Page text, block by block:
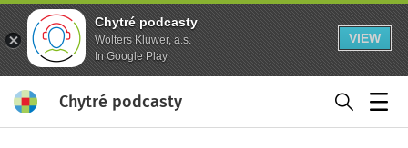
Chytré podcasty
Wolters Kluwer, a.s.
In Google Play
VIEW
Chytré podcasty